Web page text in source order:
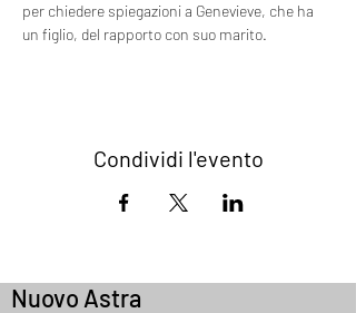
per chiedere spiegazioni a Genevieve, che ha
un figlio, del rapporto con suo marito.
Condividi l'evento
Nuovo Astra